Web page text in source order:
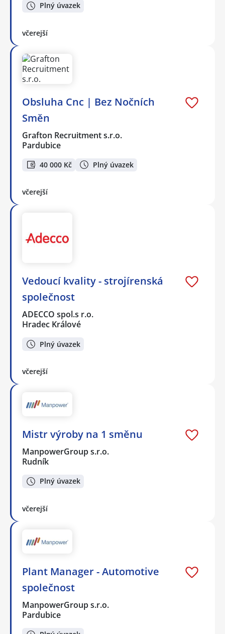
Plný úvazek
včerejší
Obsluha Cnc | Bez Nočních
Směn
Grafton Recruitment s.r.o.
Pardubice
40 000 Kč Plný úvazek
včerejší
Vedoucí kvality - strojírenská
společnost
ADECCO spol.s r.o.
Hradec Králové
Plný úvazek
včerejší
Mistr výroby na 1 směnu
ManpowerGroup s.r.o.
Rudník
Plný úvazek
včerejší
Plant Manager - Automotive
společnost
ManpowerGroup s.r.o.
Pardubice